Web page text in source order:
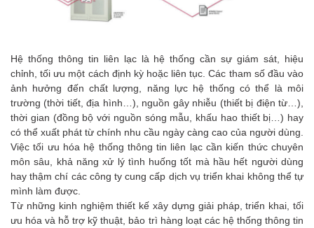
Hệ thống thông tin liên lạc là hệ thống cần sự giám sát, hiệu
chỉnh, tối ưu một cách định kỳ hoặc liên tục. Các tham số đầu vào
ảnh hưởng đến chất lượng, năng lực hệ thống có thể là môi
trường (thời tiết, địa hình…), nguồn gây nhiễu (thiết bị điện từ…),
thời gian (đồng bộ với nguồn sóng mẫu, khấu hao thiết bị…) hay
có thể xuất phát từ chính nhu cầu ngày càng cao của người dùng.
Việc tối ưu hóa hệ thống thông tin liên lạc cần kiến thức chuyên
môn sâu, khả năng xử lý tình huống tốt mà hầu hết người dùng
hay thậm chí các công ty cung cấp dịch vụ triển khai không thể tự
mình làm được.
Từ những kinh nghiệm thiết kế xây dựng giải pháp, triển khai, tối
ưu hóa và hỗ trợ kỹ thuật, bảo trì hàng loạt các hệ thống thông tin